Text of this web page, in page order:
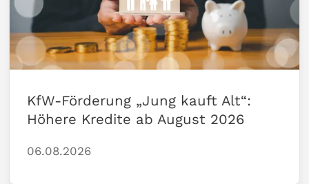
KfW-Förderung „Jung kauft Alt“:
Höhere Kredite ab August 2026
06.08.2026